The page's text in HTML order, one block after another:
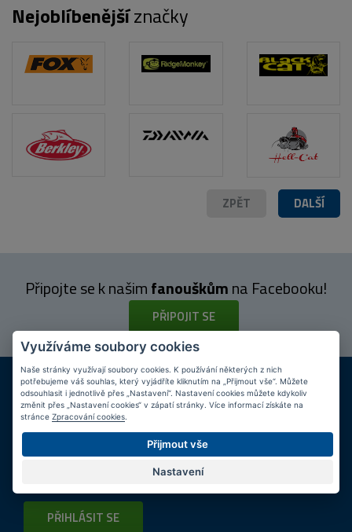
Nejoblíbenějšíznačky
DALŠÍ
ZPĚT
Připojte se k našimfanouškůmna Facebooku!
PŘIPOJIT SE
DOPRAVA ZDARMA
Při nákupu nad 2 000 Kč
KAMENNÉ PRODEJNY
Jsme na trhu více než 10 let
Tipyk nákupu
Napište nám svůj e-mail a my vás budeme informovat
o zajímavých nabídkách!
PŘIHLÁSIT SE
Využíváme soubory cookies
Naše stránky využívají soubory cookies. K používání některých z nich
potřebujeme váš souhlas, který vyjádříte kliknutím na „Přijmout vše“. Můžete
odsouhlasit i jednotlivě přes „Nastavení“. Nastavení cookies můžete kdykoliv
změnit přes „Nastavení cookies“ v zápatí stránky. Více informací získáte na
stránce Zpracování cookies
Přijmout vše
Nastavení